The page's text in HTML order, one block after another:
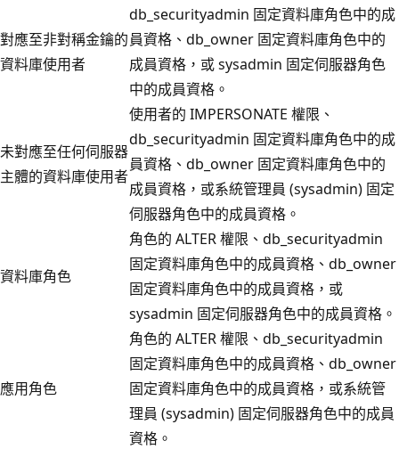
對應至非對稱金鑰的
資料庫使用者
db_securityadmin 固定資料庫角色中的成
員資格、db_owner 固定資料庫角色中的
成員資格，或 sysadmin 固定伺服器角色
中的成員資格。
未對應至任何伺服器
主體的資料庫使用者
使用者的 IMPERSONATE 權限、
db_securityadmin 固定資料庫角色中的成
員資格、db_owner 固定資料庫角色中的
成員資格，或系統管理員 (sysadmin) 固定
伺服器角色中的成員資格。
資料庫角色
角色的 ALTER 權限、db_securityadmin
固定資料庫角色中的成員資格、db_owner
固定資料庫角色中的成員資格，或
sysadmin 固定伺服器角色中的成員資格。
應用角色
角色的 ALTER 權限、db_securityadmin
固定資料庫角色中的成員資格、db_owner
固定資料庫角色中的成員資格，或系統管
理員 (sysadmin) 固定伺服器角色中的成員
資格。